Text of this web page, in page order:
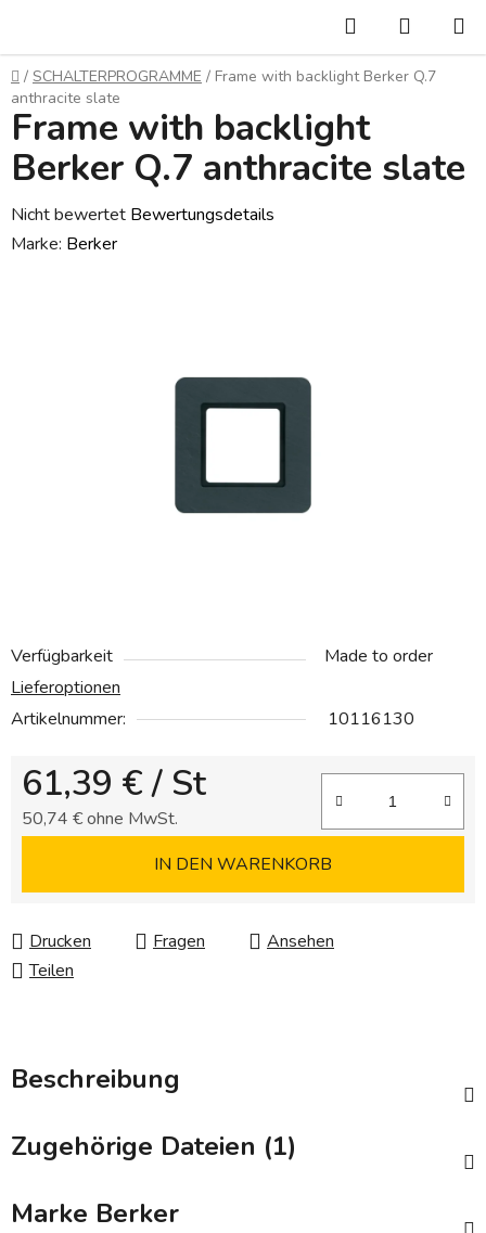
springen
Suchen
Startseite
/ SCHALTERPROGRAMME / Frame with backlight Berker Q.7
anthracite slate
Verfügbarkeit
Made to order
Lieferoptionen
Artikelnummer:
10116130
61,39 €/ St
50,74 € ohne MwSt.
IN DEN WARENKORB
Drucken Fragen
Ansehen
Teilen
Frame with backlight
Berker Q.7 anthracite slate
Die
durchschnittliche
Nicht bewertet Bewertungsdetails
Marke: Berker
Beschreibung
Zugehörige Dateien (1)
Marke Berker